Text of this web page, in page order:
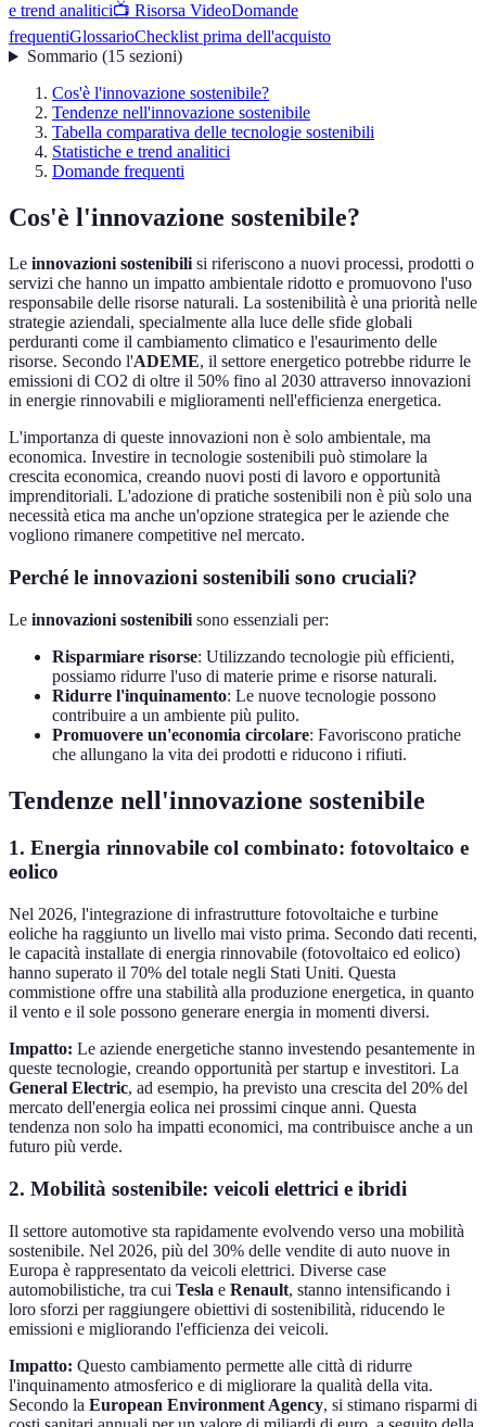
e trend analitici📺 Risorsa VideoDomande
frequentiGlossarioChecklist prima dell'acquisto
Sommario(15 sezioni)
Cos'è l'innovazione sostenibile?
Tendenze nell'innovazione sostenibile
Tabella comparativa delle tecnologie sostenibili
Statistiche e trend analitici
Domande frequenti
Cos'è l'innovazione sostenibile?
Le innovazioni sostenibili si riferiscono a nuovi processi, prodotti o
servizi che hanno un impatto ambientale ridotto e promuovono l'uso
responsabile delle risorse naturali. La sostenibilità è una priorità nelle
strategie aziendali, specialmente alla luce delle sfide globali
perduranti come il cambiamento climatico e l'esaurimento delle
risorse. Secondo l'ADEME, il settore energetico potrebbe ridurre le
emissioni di CO2 di oltre il 50% fino al 2030 attraverso innovazioni
in energie rinnovabili e miglioramenti nell'efficienza energetica.
L'importanza di queste innovazioni non è solo ambientale, ma
economica. Investire in tecnologie sostenibili può stimolare la
crescita economica, creando nuovi posti di lavoro e opportunità
imprenditoriali. L'adozione di pratiche sostenibili non è più solo una
necessità etica ma anche un'opzione strategica per le aziende che
vogliono rimanere competitive nel mercato.
Perché le innovazioni sostenibili sono cruciali?
Le innovazioni sostenibili sono essenziali per:
Risparmiare risorse: Utilizzando tecnologie più efficienti,
possiamo ridurre l'uso di materie prime e risorse naturali.
Ridurre l'inquinamento: Le nuove tecnologie possono
contribuire a un ambiente più pulito.
Promuovere un'economia circolare: Favoriscono pratiche
che allungano la vita dei prodotti e riducono i rifiuti.
Tendenze nell'innovazione sostenibile
1. Energia rinnovabile col combinato: fotovoltaico e
eolico
Nel 2026, l'integrazione di infrastrutture fotovoltaiche e turbine
eoliche ha raggiunto un livello mai visto prima. Secondo dati recenti,
le capacità installate di energia rinnovabile (fotovoltaico ed eolico)
hanno superato il 70% del totale negli Stati Uniti. Questa
commistione offre una stabilità alla produzione energetica, in quanto
il vento e il sole possono generare energia in momenti diversi.
Impatto: Le aziende energetiche stanno investendo pesantemente in
queste tecnologie, creando opportunità per startup e investitori. La
General Electric, ad esempio, ha previsto una crescita del 20% del
mercato dell'energia eolica nei prossimi cinque anni. Questa
tendenza non solo ha impatti economici, ma contribuisce anche a un
futuro più verde.
2. Mobilità sostenibile: veicoli elettrici e ibridi
Il settore automotive sta rapidamente evolvendo verso una mobilità
sostenibile. Nel 2026, più del 30% delle vendite di auto nuove in
Europa è rappresentato da veicoli elettrici. Diverse case
automobilistiche, tra cui Tesla e Renault, stanno intensificando i
loro sforzi per raggiungere obiettivi di sostenibilità, riducendo le
emissioni e migliorando l'efficienza dei veicoli.
Impatto: Questo cambiamento permette alle città di ridurre
l'inquinamento atmosferico e di migliorare la qualità della vita.
Secondo la European Environment Agency, si stimano risparmi di